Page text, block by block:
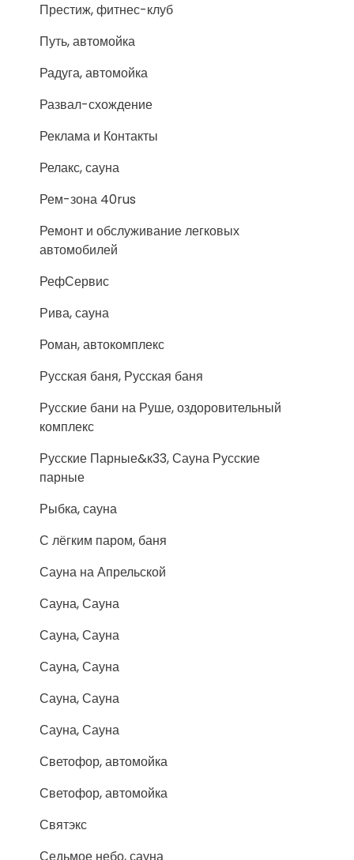
Престиж, фитнес-клуб
Путь, автомойка
Радуга, автомойка
Развал-схождение
Реклама и Контакты
Релакс, сауна
Рем-зона 40rus
Ремонт и обслуживание легковых
автомобилей
РефСервис
Рива, сауна
Роман, автокомплекс
Русская баня, Русская баня
Русские бани на Руше, оздоровительный
комплекс
Русские Парные&к33, Сауна Русские
парные
Рыбка, сауна
С лёгким паром, баня
Сауна на Апрельской
Сауна, Сауна
Сауна, Сауна
Сауна, Сауна
Сауна, Сауна
Сауна, Сауна
Светофор, автомойка
Светофор, автомойка
Святэкс